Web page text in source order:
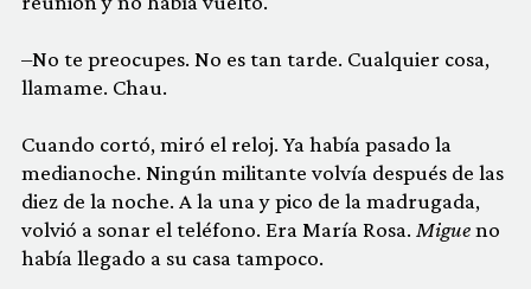
–No te preocupes. No es tan tarde. Cualquier cosa,
llamame. Chau.
Cuando cortó, miró el reloj. Ya había pasado la
medianoche. Ningún militante volvía después de las
diez de la noche. A la una y pico de la madrugada,
volvió a sonar el teléfono. Era María Rosa. Migueno
había llegado a su casa tampoco.